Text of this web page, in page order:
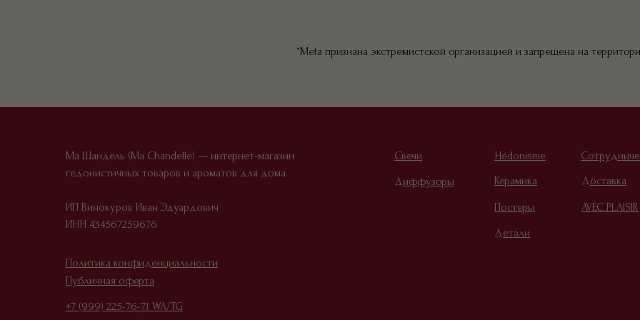
*Meta признана экстремистской организацией и запрещена на
+7 (999) 225-76-71 WA/TG
Ма Шандель (Ma Chandelle) — интернет-магазин
гедонистичных товаров и ароматов для дома
ИП Винокуров Иван Эдуардович
ИНН 434567259676
Свечи
Диффузоры
Hédonisme
AVEC PLAISIR
Публичная оферта
Политика конфиденциальности
Керамика
Постеры
Детали
Доставка